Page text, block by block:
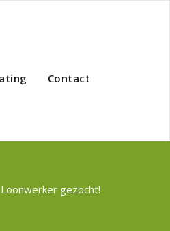
Contact
Loonwerker gezocht!